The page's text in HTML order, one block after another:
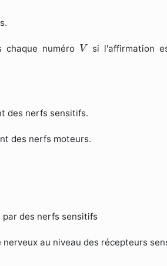
chaque numéro V
V si l'affirmation
des nerfs sensitifs.
des nerfs moteurs.
des nerfs sensitifs
au niveau des récepteurs